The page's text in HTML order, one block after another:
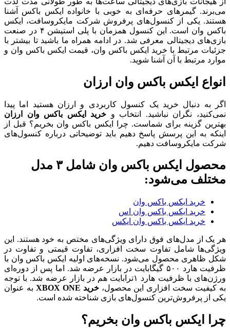
می‌برند. گیمرهای حرفه‌ای به خوبی با خانواده ایکس باکس آشنا
هستند. یکی از کنسول‌های پرفروش شرکت مایکروسافت، ایکس
باکس وان است. این کنسول همزمان با پلی استیشن ۴ در صنعت
بازی‌های دیجیتالی معرفی شد. در ادامه همراه ما باشید تا بیشتر با
جزئیات مرتبط با خرید ایکس باکس وان، قیمت ایکس باکس وان و
موارد مرتبط با آن آشنا شوید.
انواع ایکس باکس وان ارزان
اگر به دنبال خرید یک کنسول کاربردی و ارزان هستید اما پیدا
نمی‌کنید، نگران نباشید. انتخاب و خرید ایکس باکس وان ارزان
بهترین گزینه برای شماست. چرا ایکس باکس وان بخریم؟ قبل از
اینکه به این پرسش پاسخ دهیم باید توضیحاتی درباره کنسول‌های
شرکت مایکروسافت دهیم.
محصول ایکس باکس وان شامل ۳ مدل
مختلف می‌شود:
خرید ایکس باکس وان
خرید ایکس باکس وان اس
خرید ایکس باکس وان ایکس
هر یک از مدل‌های فوق دارای ویژگی‌های مختص به خود هستند. این
ویژگی‌ها شامل تفاوت سخت افزاری، تفاوت قیمتی و تفاوت در
شکل ظاهری محصول می‌شود. نسخه‌های اولیه ایکس باکس وان با
ظرفیت هارد ۵۰۰ گیگابایت در بازار عرضه شد. اما پس از دوره‌ای
ورژن‌های با ظرفیت هارد ۱ترابایت هم در بازار عرضه شد. با توجه
به کیفیت سخت افزاری این محصول،خرید XBOX ONE
به عنوان
یکی از پرفروش‌ترین کنسول‌های بازی شناخته شده است.
چرا ایکس باکس وان بخریم؟